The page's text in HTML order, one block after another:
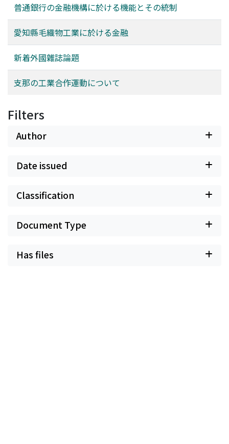
普通銀行の金融機構に於ける機能とその統制
愛知縣毛織物工業に於ける金融
新着外國雜誌論題
支那の工業合作運動について
Filters
Author
Date issued
Classification
Document Type
Has files